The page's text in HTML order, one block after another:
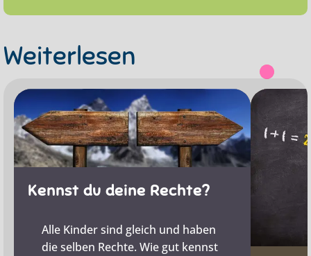
Weiterlesen
Kennst du deine Rechte?
Alle Kinder sind gleich und haben
die selben Rechte. Wie gut kennst